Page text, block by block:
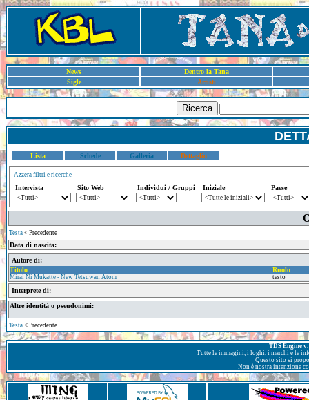
News
Dentro la Tana
Sigle
Artisti
Ricerca
Lista Schede Galleria Dettaglio
Azzera filtri e ricerche
Intervista Sito Web Individui / Gruppi Iniziale Paese
Testa < Precedente
Data di nascita:
Autore di:
Titolo
Ruolo
Mirai Ni Mukatte - New Tetsuwan Atom testo
Interprete di:
Altre identità o pseudonimi:
Testa < Precedente
TDS Engine
Tutte le immagini, i loghi, i marchi e le
Questo sito si
Non è nostra intenzione